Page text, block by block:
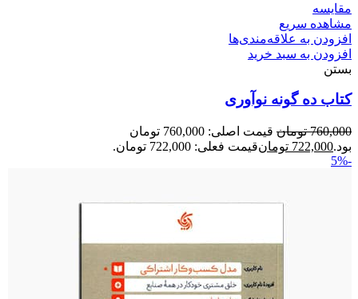
مقایسه
مشاهده سریع
افزودن به علاقه‌مندی‌ها
افزودن به سبد خرید
بستن
کتاب ده گونه نوآوری
760,000 تومان
قیمت اصلی: 760,000 تومان
بود.722,000 تومانقیمت فعلی: 722,000 تومان.
-5%